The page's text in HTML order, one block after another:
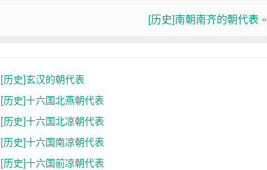
[历史]南朝南齐的朝代表 »
[历史]玄汉的朝代表
[历史]十六国北燕朝代表
[历史]十六国北凉朝代表
[历史]十六国南凉朝代表
[历史]十六国前凉朝代表